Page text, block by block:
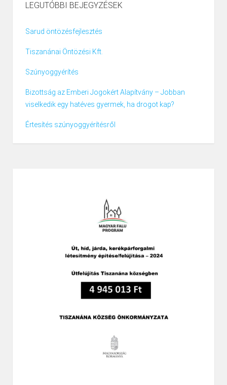
LEGUTÓBBI BEJEGYZÉSEK
Sarud öntözésfejlesztés
Tiszanánai Öntözési Kft.
Szúnyoggyérítés
Bizottság az Emberi Jogokért Alapítvány – Jobban
viselkedik egy hatéves gyermek, ha drogot kap?
Értesítés szúnyoggyérítésről